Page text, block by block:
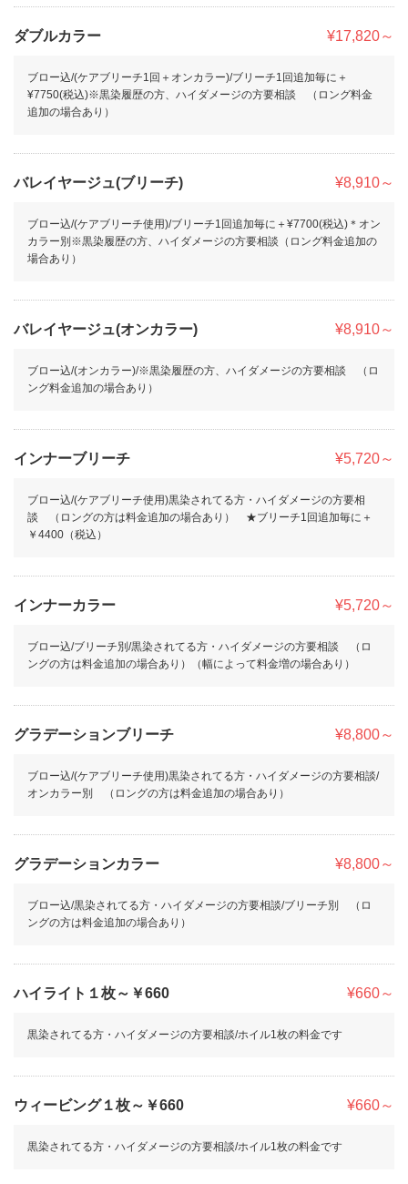
ダブルカラー ¥17,820～
ブロー込/(ケアブリーチ1回＋オンカラー)/ブリーチ1回追加毎に＋
¥7750(税込)※黒染履歴の方、ハイダメージの方要相談 （ロング料金
追加の場合あり）
バレイヤージュ(ブリーチ) ¥8,910～
ブロー込/(ケアブリーチ使用)/ブリーチ1回追加毎に＋¥7700(税込)＊オン
カラー別※黒染履歴の方、ハイダメージの方要相談（ロング料金追加の
場合あり）
バレイヤージュ(オンカラー) ¥8,910～
ブロー込/(オンカラー)/※黒染履歴の方、ハイダメージの方要相談 （ロ
ング料金追加の場合あり）
インナーブリーチ ¥5,720～
ブロー込/(ケアブリーチ使用)黒染されてる方・ハイダメージの方要相
談 （ロングの方は料金追加の場合あり） ★ブリーチ1回追加毎に＋
￥4400（税込）
インナーカラー ¥5,720～
ブロー込/ブリーチ別/黒染されてる方・ハイダメージの方要相談 （ロ
ングの方は料金追加の場合あり）（幅によって料金増の場合あり）
グラデーションブリーチ ¥8,800～
ブロー込/(ケアブリーチ使用)黒染されてる方・ハイダメージの方要相談/
オンカラー別 （ロングの方は料金追加の場合あり）
グラデーションカラー ¥8,800～
ブロー込/黒染されてる方・ハイダメージの方要相談/ブリーチ別 （ロ
ングの方は料金追加の場合あり）
ハイライト１枚～￥660 ¥660～
黒染されてる方・ハイダメージの方要相談/ホイル1枚の料金です
ウィービング１枚～￥660 ¥660～
黒染されてる方・ハイダメージの方要相談/ホイル1枚の料金です